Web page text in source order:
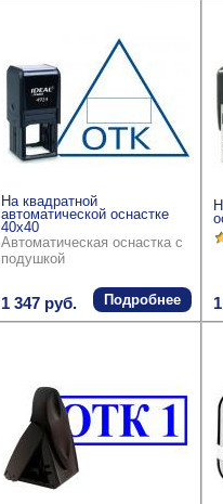
На квадратной
автоматической оснастке
40x40
Автоматическая оснастка с
подушкой
1 347 руб. Подробнее